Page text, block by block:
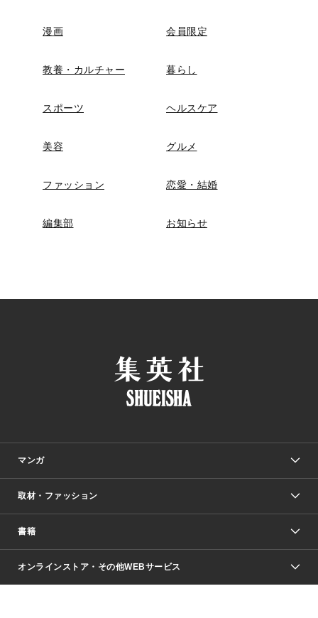
漫画 会員限定
教養・カルチャー 暮らし
スポーツ ヘルスケア
美容 グルメ
ファッション 恋愛・結婚
編集部 お知らせ
マンガ
少年マンガ
Vジャンプ
週刊ヤングジャンプ
少女マンガ
取材・ファッション
Seventeen
芸能・情報・スポーツ
書籍
文芸・文庫・総合
オンラインストア・その他WEBサービス